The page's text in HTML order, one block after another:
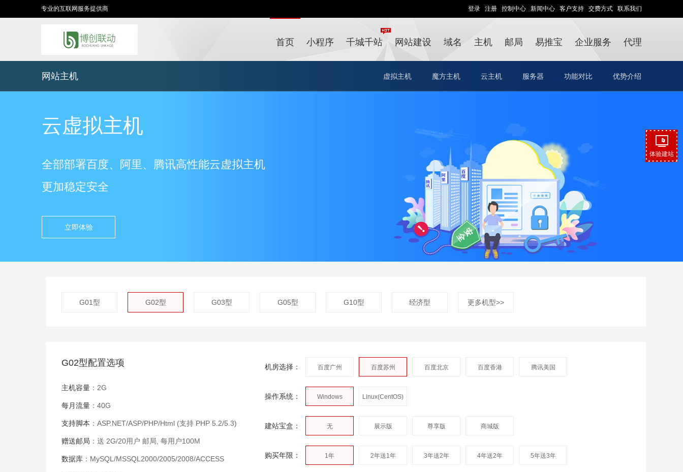
专业的互联网服务提供商 登录 注册 控制中心 新闻中心 客户支持 交费方式 联系我们
首页 小程序 千城千站 网站建设 域名 主机 邮局 易推宝 企业服务 代理
网站主机 优势介绍
功能对比
服务器
云主机
魔方主机
虚拟主机
云虚拟主机
全部部署百度、阿里、腾讯高性能云虚拟主机
更加稳定安全
立即体验
G01型 G02型 G03型 G05型 G10型 经济型 更多机型>>
G02型配置选项
主机容量 ：2G
每月流量 ：40G
支持脚本 ：ASP.NET/ASP/PHP/Html (支持 PHP 5.2/5.3)
赠送邮局 ：送 2G/20用户 邮局, 每用户100M
数据库 ：MySQL/MSSQL2000/2005/2008/ACCESS
机房选择： 百度广州 百度苏州 百度北京 百度香港 腾讯美国
操作系统： Windows
2003/2008
Linux(CentOS)
建站宝盒： 无 展示版 尊享版 商城版
购买年限： 1年 2年送1年 3年送2年 4年送2年 5年送3年
体验建站